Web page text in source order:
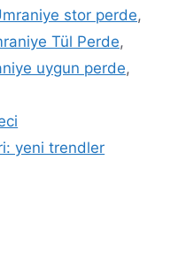
stor perde,
Tül Perde,
uygun perde,
yeni trendler